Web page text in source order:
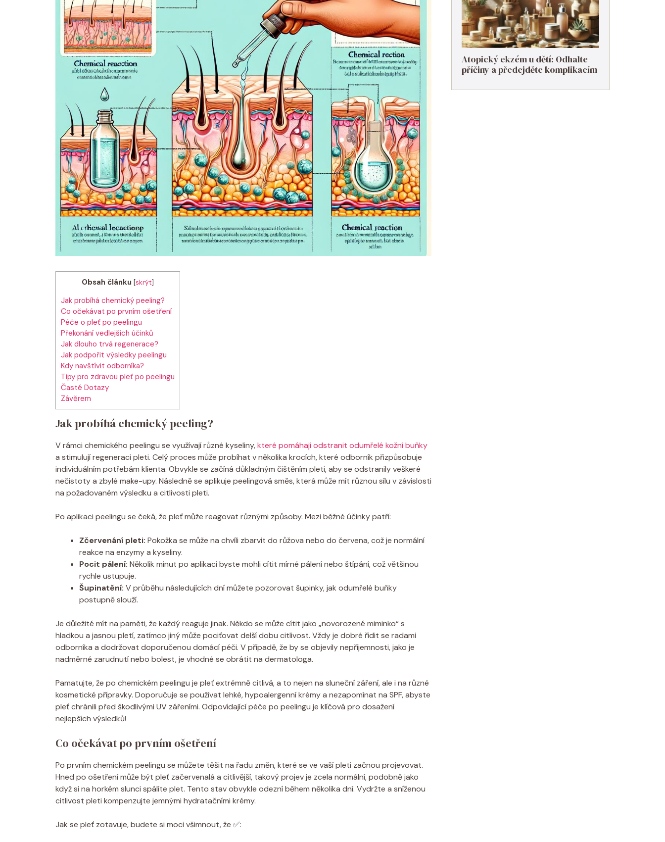
Obsah článku [skrýt]
Jak probíhá chemický peeling?
Co očekávat po prvním ošetření
Péče o pleť po peelingu
Překonání vedlejších účinků
Jak dlouho trvá regenerace?
Jak podpořit výsledky peelingu
Kdy navštívit odborníka?
Tipy pro zdravou pleť po peelingu
Časté Dotazy
Závěrem
Jak probíhá chemický peeling?
V rámci chemického peelingu se využívají různé kyseliny,které pomáhají odstranit odumřelé kožní buňky
a stimulují regeneraci pleti. Celý proces může probíhat v několika krocích, které odborník přizpůsobuje
individuálním potřebám klienta. Obvykle se začíná důkladným čištěním pleti, aby se odstranily veškeré
nečistoty a zbylé make-upy. Následně se aplikuje peelingová směs, která může mít různou sílu v závislosti
na požadovaném výsledku a citlivosti pleti.
Po aplikaci peelingu se čeká, že pleť může reagovat různými způsoby. Mezi běžné účinky patří:
Zčervenání pleti: Pokožka se může na chvíli zbarvit do růžova nebo do červena, což je normální
reakce na enzymy a kyseliny.
Pocit pálení: Několik minut po aplikaci byste mohli cítit mírné pálení nebo štípání, což většinou
rychle ustupuje.
Šupinatění: V průběhu následujících dní můžete pozorovat šupinky, jak odumřelé buňky
postupně slouží.
Je důležité mít na paměti, že každý reaguje jinak. Někdo se může cítit jako „novorozené miminko“ s
hladkou a jasnou pletí, zatímco jiný může pociťovat delší dobu citlivost. Vždy je dobré řídit se radami
odborníka a dodržovat doporučenou domácí péči. V případě, že by se objevily nepříjemnosti, jako je
nadměrné zarudnutí nebo bolest, je vhodné se obrátit na dermatologa.
Pamatujte, že po chemickém peelingu je pleť extrémně citlivá, a to nejen na sluneční záření, ale i na různé
kosmetické přípravky. Doporučuje se používat lehké, hypoalergenní krémy a nezapomínat na SPF, abyste
pleť chránili před škodlivými UV zářeními. Odpovídající péče po peelingu je klíčová pro dosažení
nejlepších výsledků!
Co očekávat po prvním ošetření
Po prvním chemickém peelingu se můžete těšit na řadu změn, které se ve vaší pleti začnou projevovat.
Hned po ošetření může být pleť začervenalá a citlivější, takový projev je zcela normální, podobně jako
když si na horkém slunci spálíte plet. Tento stav obvykle odezní během několika dní. Vydržte a sníženou
citlivost pleti kompenzujte jemnými hydratačními krémy.
Jak se pleť zotavuje, budete si moci všimnout, že ✅:
Atopický ekzém u dětí: Odhalte
příčiny a předejděte komplikacím